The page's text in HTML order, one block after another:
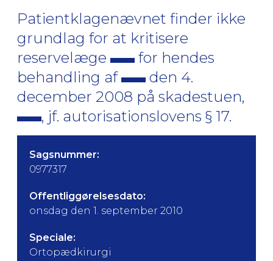
Patientklagenævnet finder ikke
grundlag for at kritisere
reservelæge
for hendes
behandling af
den 4.
december 2008 på skadestuen,
, jf. autorisationslovens § 17.
Sagsnummer:
0977317
Offentliggørelsesdato:
onsdag den 1. september 2010
Speciale:
Ortopædkirurgi